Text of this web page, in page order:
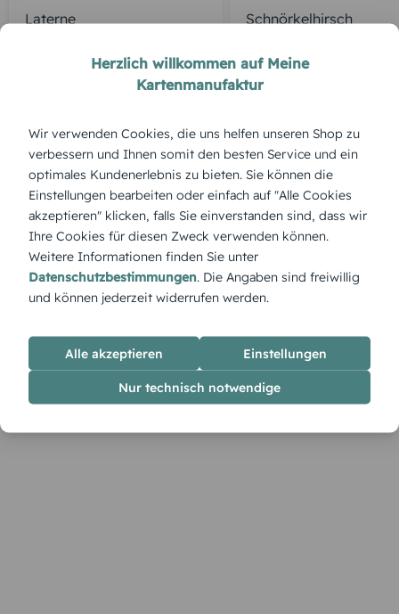
Laterne Schnörkelhirsch
Produktbeschreibung
„Drei Heilige Könige“ in privater Ausführung vermitteln
denselben Zauber wie in den biblischen Erzählungen,
begleitet vom Schein ferner Sterne.
Herzlich willkommen auf Meine
Kartenmanufaktur
Wir verwenden Cookies, die uns helfen unseren Shop zu
verbessern und Ihnen somit den besten Service und ein
optimales Kundenerlebnis zu bieten. Sie können die
Einstellungen bearbeiten oder einfach auf "Alle Cookies
akzeptieren" klicken, falls Sie einverstanden sind, dass wir
Ihre Cookies für diesen Zweck verwenden können.
Weitere Informationen finden Sie unter
Datenschutzbestimmungen. Die Angaben sind freiwillig
und können jederzeit widerrufen werden.
Alle akzeptieren Einstellungen
Nur technisch notwendige